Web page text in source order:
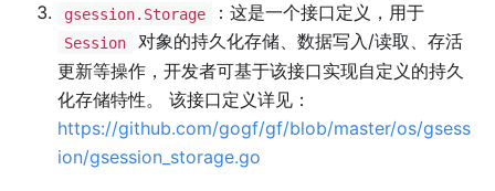
gsession.Storage ：这是一个接口定义，用于
Session
对象的持久化存储、数据写入/读取、存活
更新等操作，开发者可基于该接口实现自定义的持久
化存储特性。 该接口定义详见：
https://github.com/gogf/gf/blob/master/os/gsess
ion/gsession_storage.go